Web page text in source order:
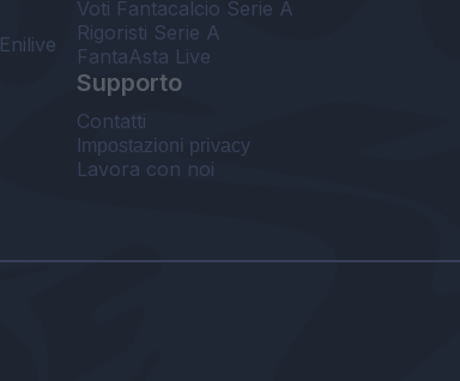
Voti Fantacalcio Serie A
Rigoristi Serie A
FantaAsta Live
Supporto
Contatti
Impostazioni privacy
Lavora con noi